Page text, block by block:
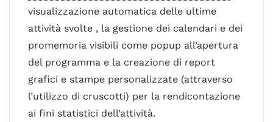
visualizzazione automatica delle ultime
attività svolte , la gestione dei calendari e dei
promemoria visibili come popup all’apertura
del programma e la creazione di report
grafici e stampe personalizzate (attraverso
l’utilizzo di cruscotti) per la rendicontazione
ai fini statistici dell’attività.